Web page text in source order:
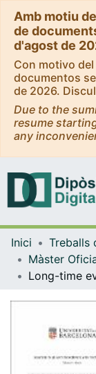
Amb motiu
de
d'agost de
Con motivo
documentos
de 2026.
Due to the
resume
any
Inici
Treballs